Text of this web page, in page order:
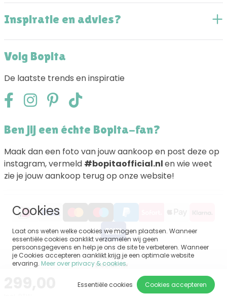
Inspiratie en advies?
Volg Bopita
De laatste trends en inspiratie
Ben jij een échte Bopita-fan?
Maak dan een foto van jouw aankoop en post deze op
instagram, vermeld #bopitaofficial.nlen wie weet
zie je jouw aankoop terug op onze website!
Sitemap
Disclaimer
Algemene voorwaarden
Impressum
Cookies
Laat ons weten welke cookies we mogen plaatsen. Wanneer
essentiële cookies aanklikt verzamelen wij geen
persoonsgegevens en help je ons de site te verbeteren. Wanneer
je Cookies accepteren aanklikt krijg je een optimale website
ervaring. Meer over privacy & cookies.
Cookies accepteren
Essentiële cookies